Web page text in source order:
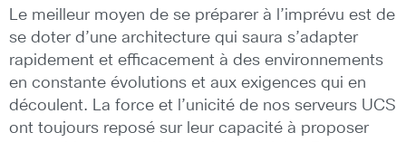
Le meilleur moyen de se préparer à l’imprévu est de
se doter d’une architecture qui saura s’adapter
rapidement et efficacement à des environnements
en constante évolutions et aux exigences qui en
découlent. La force et l’unicité de nos serveurs UCS
ont toujours reposé sur leur capacité à proposer